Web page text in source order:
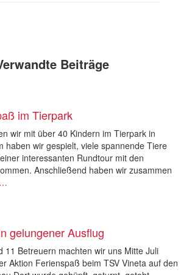
Beiträge
im Tierpark
wir mit über 40 Kindern im Tierpark in
haben wir gespielt, viele spannende Tiere
interessanten Rundtour mit den
Anschließend haben wir zusammen
gelungener Ausflug
11 Betreuern machten wir uns Mitte Juli
Aktion Ferienspaß beim TSV Vineta auf den